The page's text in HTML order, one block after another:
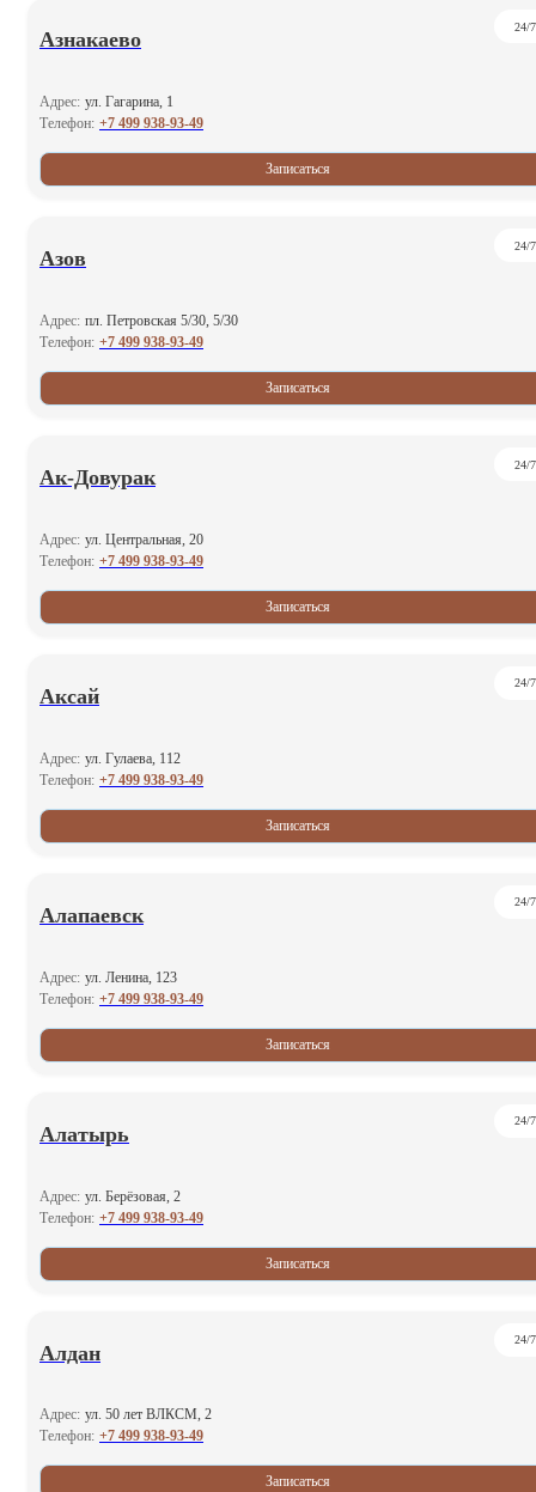
Азнакаево
24/7
Адрес: ул. Гагарина, 1
Телефон: +7 499 938-93-49
Записаться
Азов
24/7
Адрес: пл. Петровская 5/30, 5/30
Телефон: +7 499 938-93-49
Записаться
Ак-Довурак
24/7
Адрес: ул. Центральная, 20
Телефон: +7 499 938-93-49
Записаться
Аксай
24/7
Адрес: ул. Гулаева, 112
Телефон: +7 499 938-93-49
Записаться
Алапаевск
24/7
Адрес: ул. Ленина, 123
Телефон: +7 499 938-93-49
Записаться
Алатырь
24/7
Адрес: ул. Берёзовая, 2
Телефон: +7 499 938-93-49
Записаться
Алдан
24/7
Адрес: ул. 50 лет ВЛКСМ, 2
Телефон: +7 499 938-93-49
Записаться